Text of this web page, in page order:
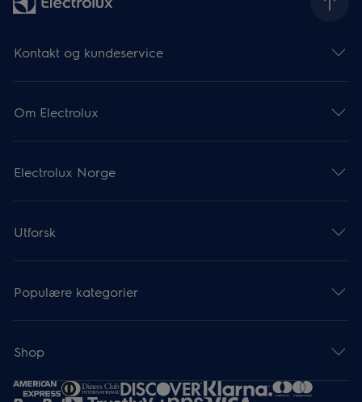
Kontakt og kundeservice
Om Electrolux
Electrolux Norge
Utforsk
Populære kategorier
Shop